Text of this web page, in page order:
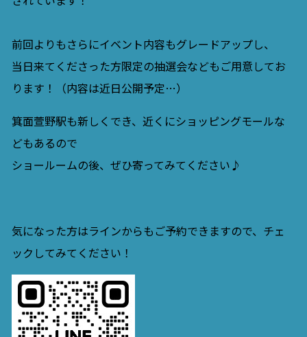
前回よりもさらにイベント内容もグレードアップし、
当日来てくださった方限定の抽選会などもご用意してお
ります！（内容は近日公開予定…）
箕面萱野駅も新しくでき、近くにショッピングモールな
どもあるので
ショールームの後、ぜひ寄ってみてください♪
気になった方はラインからもご予約できますので、チェ
ックしてみてください！